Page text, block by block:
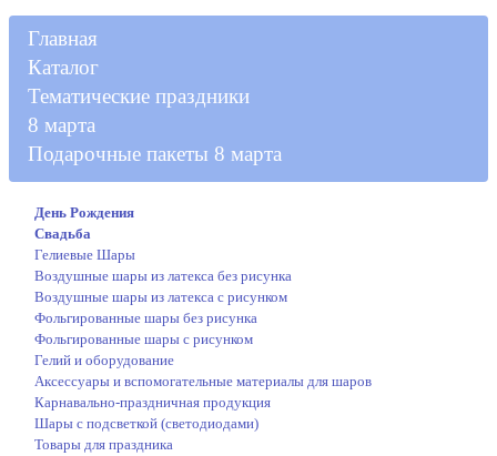
Главная
Каталог
Тематические праздники
8 марта
Подарочные пакеты 8 марта
День Рождения
Свадьба
Гелиевые Шары
Воздушные шары из латекса без рисунка
Воздушные шары из латекса с рисунком
Фольгированные шары без рисунка
Фольгированные шары с рисунком
Гелий и оборудование
Аксессуары и вспомогательные материалы для шаров
Карнавально-праздничная продукция
Шары с подсветкой (светодиодами)
Товары для праздника